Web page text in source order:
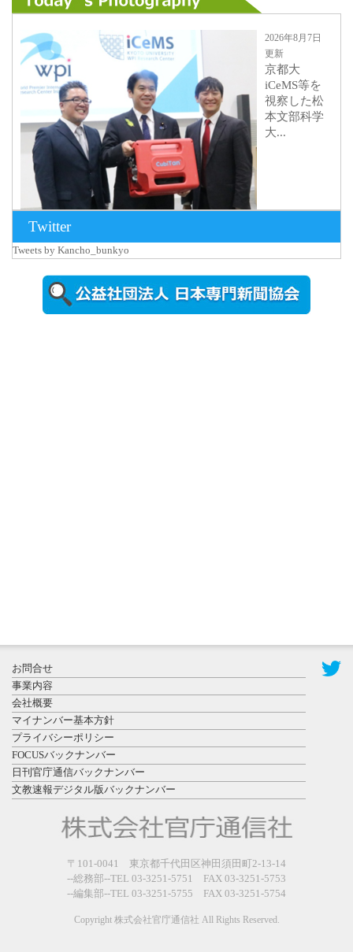
2026年8月7日
更新
京都大
iCeMS等を
視察した松
本文部科学
大...
2026年8月5日
更新
農工大で大
登録有形文
化財となっ
た東北大植
物園八...
日更新
県警等と大
規模災害時
締結し...
Twitter
Tweets by Kancho_bunkyo
お問合せ
事業内容
会社概要
マイナンバー基本方針
プライバシーポリシー
FOCUSバックナンバー
日刊官庁通信バックナンバー
文教速報デジタル版バックナンバー
〒101-0041 東京都千代田区神田須田町2-13-14
--総務部--TEL 03-3251-5751 FAX 03-3251-5753
--編集部--TEL 03-3251-5755 FAX 03-3251-5754
Copyright 株式会社官庁通信社 All Rights Reserved.